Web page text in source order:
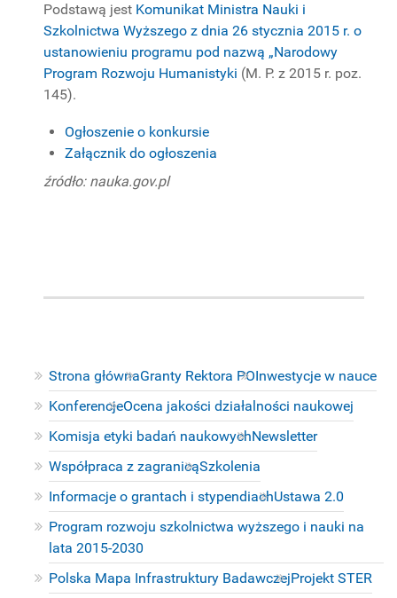
Strona głównaGranty Rektora POInwestycje w nauce
KonferencjeOcena jakości działalności naukowej
Komisja etyki badań naukowychNewsletter
Współpraca z zagranicąSzkolenia
Informacje o grantach i stypendiachUstawa 2.0
Program rozwoju szkolnictwa wyższego i nauki na
lata 2015-2030
Polska Mapa Infrastruktury BadawczejProjekt STER
Podstawą jest Komunikat Ministra Nauki i
Szkolnictwa Wyższego z dnia 26 stycznia 2015 r. o
ustanowieniu programu pod nazwą „Narodowy
Program Rozwoju Humanistyki (M. P. z 2015 r. poz.
145).
Ogłoszenie o konkursie
Załącznik do ogłoszenia
źródło: nauka.gov.pl